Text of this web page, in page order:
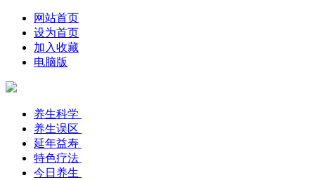
网站首页
设为首页
加入收藏
电脑版
养生科学
养生误区
延年益寿
特色疗法
今日养生